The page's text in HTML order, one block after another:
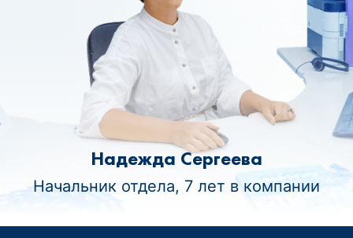
Надежда Сергеева
Начальник отдела, 7 лет в компании